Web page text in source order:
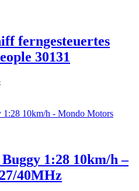
ferngesteuertes
30131
1:28 10km/h –
40MHz